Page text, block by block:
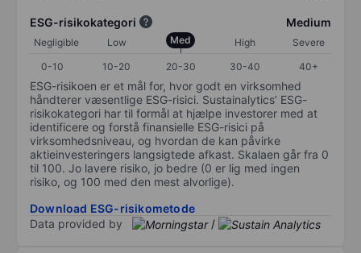
ESG-risikokategori Medium
Negligible Low Med High
Severe
0-10
10-20 20-30 30-40 40+
ESG-risikoen er et mål for, hvor godt en virksomhed
håndterer væsentlige ESG-risici. Sustainalytics’ ESG-
risikokategori har til formål at hjælpe investorer med at
identificere og forstå finansielle ESG-risici på
virksomhedsniveau, og hvordan de kan påvirke
aktieinvesteringers langsigtede afkast. Skalaen går fra 0
til 100. Jo lavere risiko, jo bedre (0 er lig med ingen
risiko, og 100 med den mest alvorlige).
Download ESG-risikometode
Data provided by
/